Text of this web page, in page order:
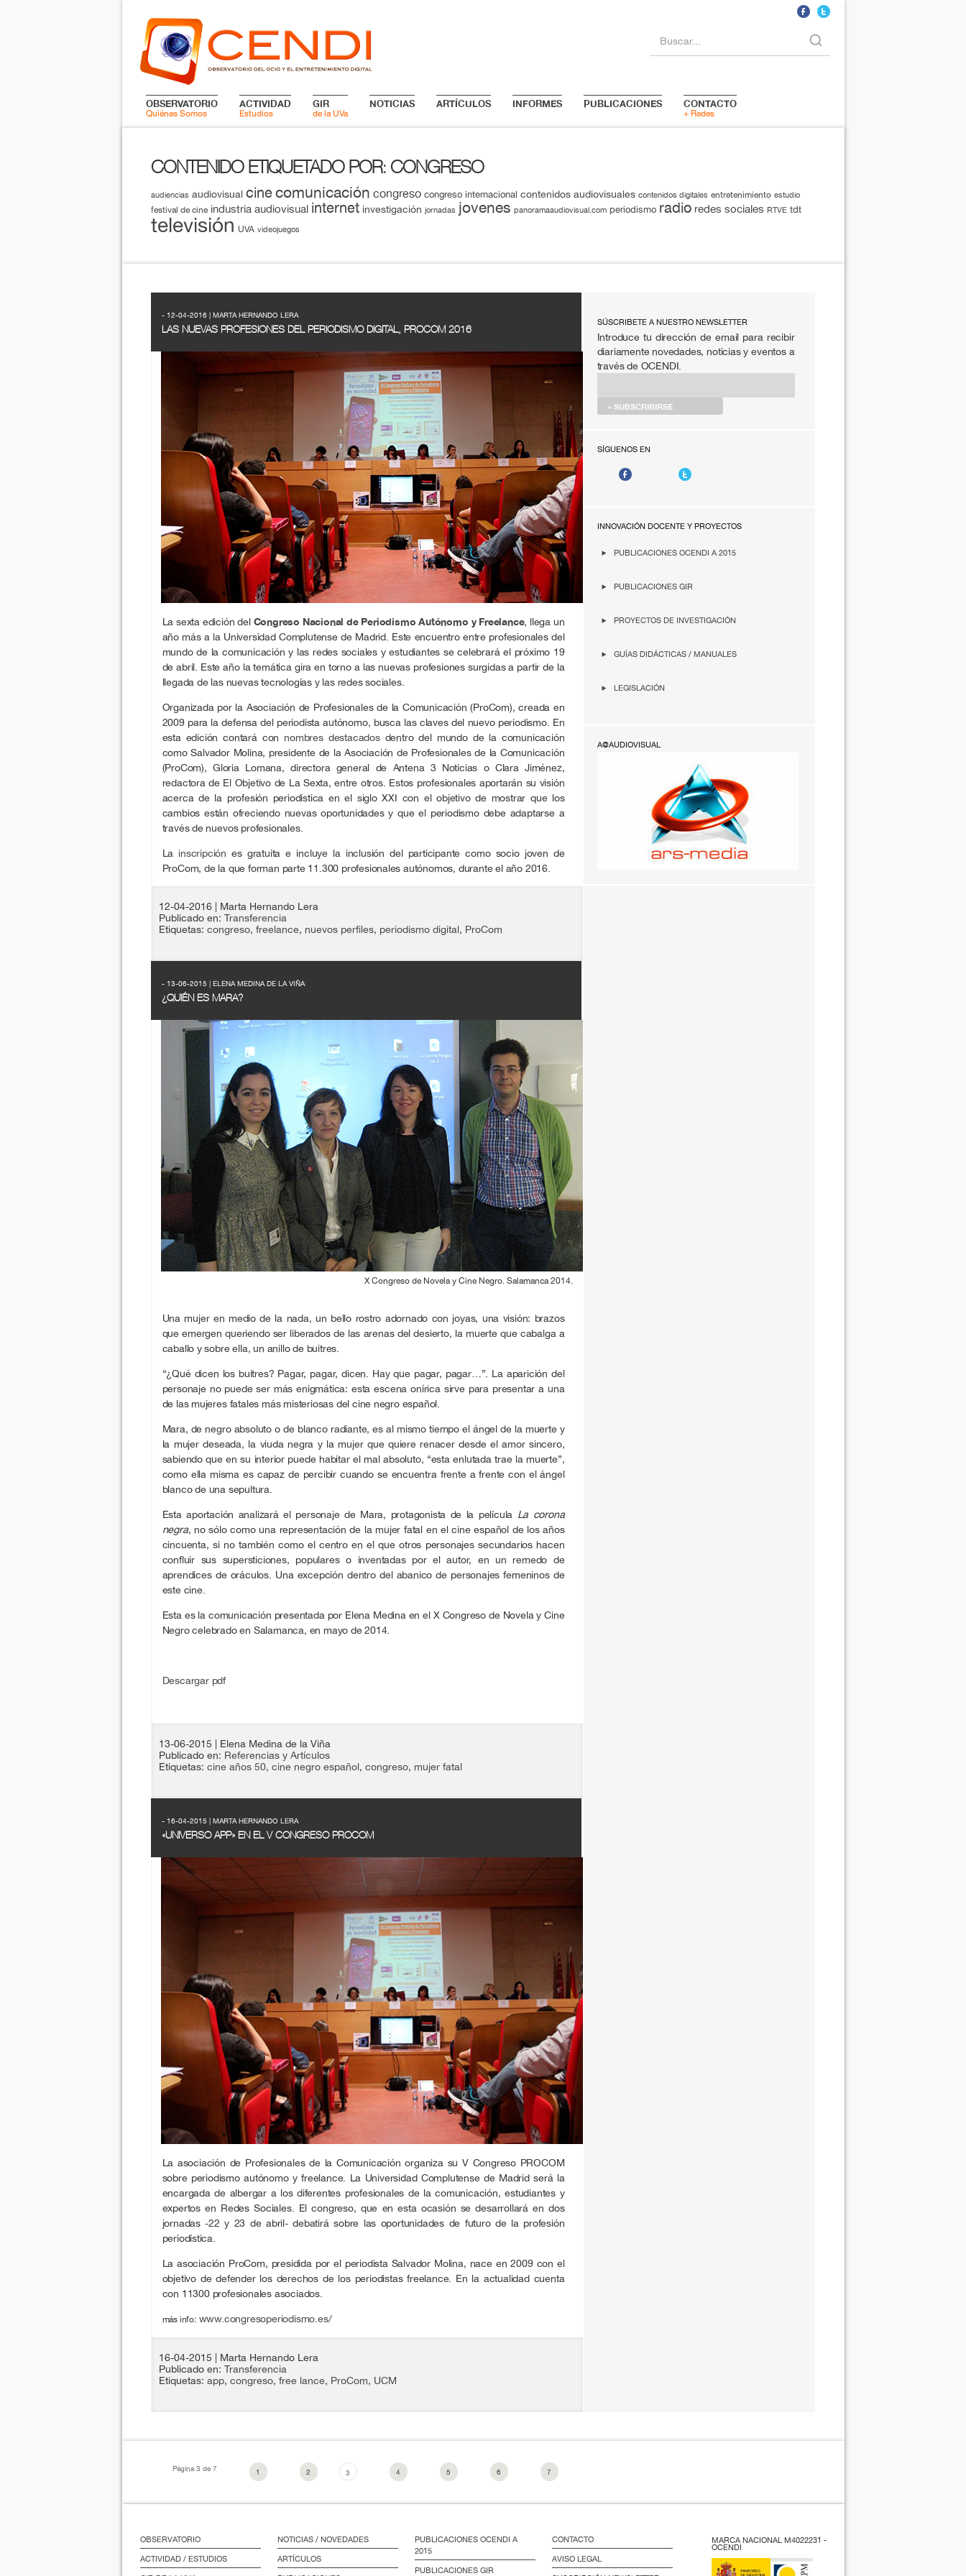
Buscar...
OBSERVATORIO
Quiénes Somos
ACTIVIDAD
Estudios
GIR
de la UVa
NOTICIAS ARTÍCULOS INFORMES PUBLICACIONES CONTACTO
+ Redes
CONTENIDO ETIQUETADO POR: CONGRESO
audiencias audiovisual cinecomunicación congreso congreso internacional contenidos audiovisuales contenidos digitales entretenimiento estudio
festival de cine industria audiovisual internet investigación jornadas jovenes panoramaaudiovisual.com periodismo radio redes sociales RTVE tdt
televisión UVA videojuegos
SÚSCRIBETE A NUESTRO NEWSLETTER
Introduce tu dirección de email para recibir
diariamente novedades, noticias y eventos a
través de OCENDI.
SÍGUENOS EN
INNOVACIÓN DOCENTE Y PROYECTOS
PUBLICACIONES OCENDI A 2015
PUBLICACIONES GIR
PROYECTOS DE INVESTIGACIÓN
GUÍAS DIDÁCTICAS / MANUALES
LEGISLACIÓN
A@AUDIOVISUAL
- 12-04-2016 | MARTA HERNANDO LERA
LAS NUEVAS PROFESIONES DEL PERIODISMO DIGITAL, PROCOM 2016
La sexta edición del Congreso Nacional de Periodismo Autónomo y Freelance, llega un
año más a la Universidad Complutense de Madrid. Este encuentro entre profesionales del
mundo de la comunicación y las redes sociales y estudiantes se celebrará el próximo 19
de abril. Este año la temática gira en torno a las nuevas profesiones surgidas a partir de la
llegada de las nuevas tecnologías y las redes sociales.
Organizada por la Asociación de Profesionales de la Comunicación (ProCom), creada en
2009 para la defensa del periodista autónomo, busca las claves del nuevo periodismo. En
esta edición contará con nombres destacadosdentro del mundo de la comunicación
como Salvador Molina, presidente de la Asociación de Profesionales de la Comunicación
(ProCom), Gloria Lomana, directora general de Antena 3 Noticias o Clara Jiménez,
redactora de El Objetivo de La Sexta, entre otros. Estos profesionales aportarán su visión
acerca de la profesión periodística en el siglo XXI con el objetivo de mostrar que los
cambios están ofreciendo nuevas oportunidades y que el periodismo debe adaptarse a
través de nuevos profesionales.
La inscripción es gratuita e incluye la inclusión del participante como socio joven de
ProCom, de la que forman parte 11.300 profesionales autónomos, durante el año 2016.
12-04-2016
| Marta Hernando Lera
Publicado en: Transferencia
Etiquetas: congreso, freelance, nuevos perfiles, periodismo digital, ProCom
- 13-06-2015 | ELENA MEDINA DE LA VIÑA
¿QUIÉN ES MARA?
X Congreso de Novela y Cine Negro. Salamanca 2014.
Una mujer en medio de la nada, un bello rostro adornado con joyas, una visión: brazos
que emergen queriendo ser liberados de las arenas del desierto, la muerte que cabalga a
caballo y sobre ella, un anillo de buitres.
“¿Qué dicen los buitres? Pagar, pagar, dicen. Hay que pagar, pagar…”. La aparición del
personaje no puede ser más enigmática: esta escena onírica sirve para presentar a una
de las mujeres fatales más misteriosas del cine negro español.
Mara, de negro absoluto o de blanco radiante, es al mismo tiempo el ángel de la muerte y
la mujer deseada, la viuda negra y la mujer que quiere renacer desde el amor sincero,
sabiendo que en su interior puede habitar el mal absoluto, “esta enlutada trae la muerte”,
como ella misma es capaz de percibir cuando se encuentra frente a frente con el ángel
blanco de una sepultura.
Esta aportación analizará el personaje de Mara, protagonista de la película La corona
negra, no sólo como una representación de la mujer fatal en el cine español de los años
cincuenta, si no también como el centro en el que otros personajes secundarios hacen
confluir sus supersticiones, populares o inventadas por el autor, en un remedo de
aprendices de oráculos. Una excepción dentro del abanico de personajes femeninos de
este cine.
Esta es la comunicación presentada por Elena Medina en el X Congreso de Novela y Cine
Negro celebrado en Salamanca, en mayo de 2014.
Descargar pdf
13-06-2015
| Elena Medina de la Viña
Publicado en: Referencias y Artículos
Etiquetas: cine años 50, cine negro español, congreso, mujer fatal
- 16-04-2015 | MARTA HERNANDO LERA
«UNIVERSO APP» EN EL V CONGRESO PROCOM
La asociación de Profesionales de la Comunicación organiza su V Congreso PROCOM
sobre periodismo autónomo y freelance. La Universidad Complutense de Madrid será la
encargada de albergar a los diferentes profesionales de la comunicación, estudiantes y
expertos en Redes Sociales. El congreso, que en esta ocasión se desarrollará en dos
jornadas -22 y 23 de abril- debatirá sobre las oportunidades de futuro de la profesión
periodística.
La asociación ProCom, presidida por el periodista Salvador Molina, nace en 2009 con el
objetivo de defender los derechos de los periodistas freelance. En la actualidad cuenta
con 11300 profesionales asociados.
más info: www.congresoperiodismo.es/
16-04-2015
| Marta Hernando Lera
Publicado en: Transferencia
Etiquetas: app, congreso, free lance, ProCom, UCM
Página 3 de 7 1 2 3 4 5 6 7
OBSERVATORIO
ACTIVIDAD / ESTUDIOS
NOTICIAS / NOVEDADES
ARTÍCULOS
PUBLICACIONES OCENDI A
2015
PUBLICACIONES GIR
CONTACTO
AVISO LEGAL
MARCA NACIONAL M4022231 -
OCENDI